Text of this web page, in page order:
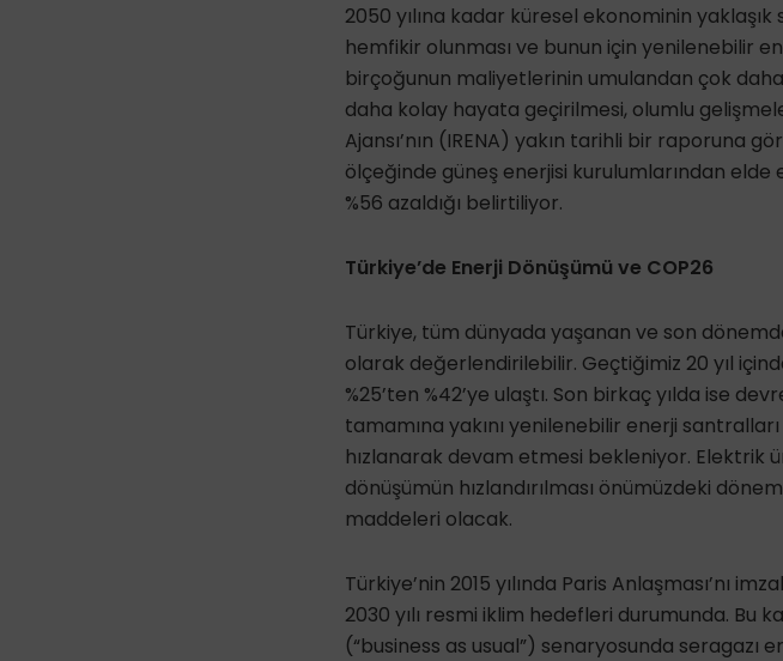
2050 yılına kadar küresel ekonominin
hemfikir olunması ve bunun için yenilenebilir
birçoğunun maliyetlerinin umulandan çok
daha kolay hayata geçirilmesi, olumlu
Ajansı’nın (IRENA) yakın tarihli bir raporuna
ölçeğinde güneş enerjisi kurulumlarından
%56 azaldığı belirtiliyor.
Türkiye’de Enerji Dönüşümü ve COP26
Türkiye, tüm dünyada yaşanan ve son
olarak değerlendirilebilir. Geçtiğimiz 20 yıl
%25’ten %42’ye ulaştı. Son birkaç yılda ise
tamamına yakını yenilenebilir enerji
hızlanarak devam etmesi bekleniyor. Elektrik
dönüşümün hızlandırılması önümüzdeki
maddeleri olacak.
Türkiye’nin 2015 yılında Paris Anlaşması’nı
2030 yılı resmi iklim hedefleri durumunda. Bu
(“business as usual”) senaryosunda seragazı